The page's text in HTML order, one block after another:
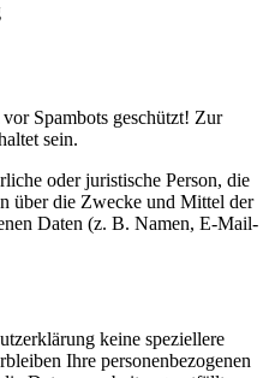
Spambots geschützt! Zur
sein.
oder juristische Person, die
über die Zwecke und Mittel der
Daten (z. B. Namen, E-Mail-
keine speziellere
Ihre personenbezogenen